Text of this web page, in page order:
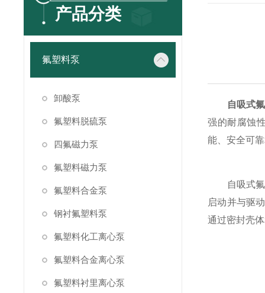
产品分类
氟塑料泵
卸酸泵
氟塑料脱硫泵
四氟磁力泵
氟塑料磁力泵
氟塑料合金泵
钢衬氟塑料泵
氟塑料化工离心泵
氟塑料合金离心泵
氟塑料衬里离心泵
自吸式
强的耐腐蚀
能、安全可
自吸式氟塑
启动并与驱
通过密封壳